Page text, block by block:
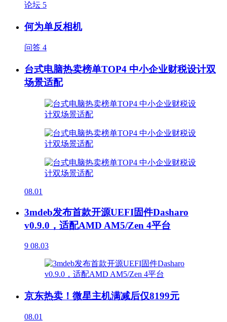
论坛 5
何为单反相机
问答 4
台式电脑热卖榜单TOP4 中小企业财税设计双
场景适配
08.01
3mdeb发布首款开源UEFI固件Dasharo
v0.9.0，适配AMD AM5/Zen 4平台
9 08.03
京东热卖！微星主机满减后仅8199元
08.01